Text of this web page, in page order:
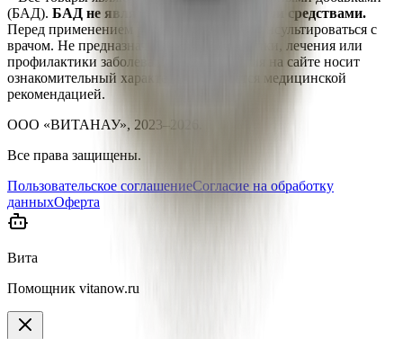
(БАД). БАД не являются лекарственными средствами.
Перед применением рекомендуется проконсультироваться с
врачом. Не предназначены для диагностики, лечения или
профилактики заболеваний. Информация на сайте носит
ознакомительный характер и не является медицинской
рекомендацией.
ООО «ВИТАНАУ», 2023–
Все права защищены.
Пользовательское соглашениеСогласие на обработку
данныхОферта
Вита
Помощник vitanow.ru